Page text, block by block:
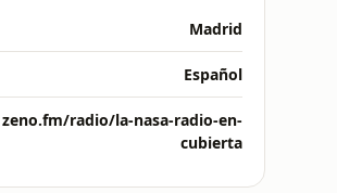
Madrid
Español
zeno.fm/radio/la-nasa-radio-en-
cubierta